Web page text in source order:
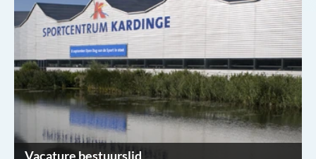
Vacature bestuurslid